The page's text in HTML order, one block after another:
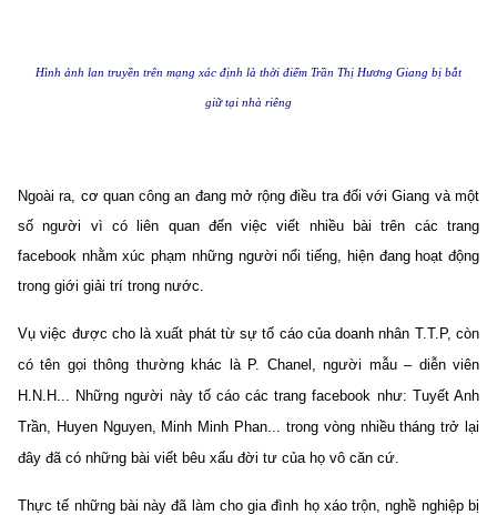
Hình ảnh lan truyền trên mạng xác định là thời điểm Trần Thị Hương Giang bị bắt
giữ tại nhà riêng
Ngoài ra, cơ quan công an đang mở rộng điều tra đối với Giang và một
số người vì có liên quan đến việc viết nhiều bài trên các trang
facebook nhằm xúc phạm những người nổi tiếng, hiện đang hoạt động
trong giới giải trí trong nước.
Vụ việc được cho là xuất phát từ sự tố cáo của doanh nhân T.T.P, còn
có tên gọi thông thường khác là P. Chanel, người mẫu – diễn viên
H.N.H... Những người này tố cáo các trang facebook như: Tuyết Anh
Trần, Huyen Nguyen, Minh Minh Phan... trong vòng nhiều tháng trở lại
đây đã có những bài viết bêu xấu đời tư của họ vô căn cứ.
Thực tế những bài này đã làm cho gia đình họ xáo trộn, nghề nghiệp bị